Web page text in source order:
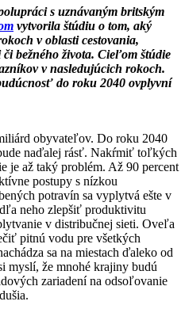
s uznávaným britským
vytvorila štúdiu o tom, aký
v oblasti cestovania,
bežného života. Cieľom štúdie
v nasledujúcich rokoch.
do roku 2040 ovplyvní
obyvateľov. Do roku 2040
naďalej rásť. Nakŕmiť toľkých
je až taký problém. Až 90 percent
postupy s nízkou
potravín sa vyplytvá ešte v
neho zlepšiť produktivitu
v distribučnej sieti. Oveľa
pitnú vodu pre všetkých
sa na miestach ďaleko od
myslí, že mnohé krajiny budú
zariadení na odsoľovanie